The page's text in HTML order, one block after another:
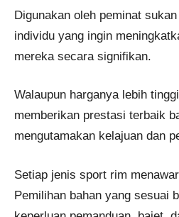
Digunakan oleh peminat
individu yang ingin
mereka secara signifikan.
Walaupun harganya lebih
memberikan prestasi terbaik
mengutamakan kelajuan dan
Setiap jenis sport rim
Pemilihan bahan yang sesuai